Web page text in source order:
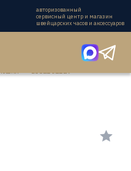
авторизованный
сервисный центр и магазин
швейцарских часов и аксессуаров
L682101129